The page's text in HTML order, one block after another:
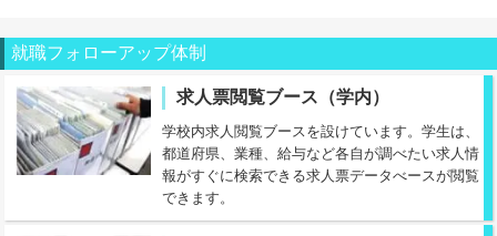
就職フォローアップ体制
求人票閲覧ブース（学内）
学校内求人閲覧ブースを設けています。学生は、
都道府県、業種、給与など各自が調べたい求人情
報がすぐに検索できる求人票データべースが閲覧
できます。